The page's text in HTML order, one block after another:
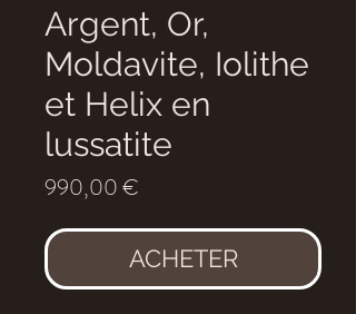
Argent, Or,
Moldavite, Iolithe
et Helix en
lussatite
990,00 €
ACHETER